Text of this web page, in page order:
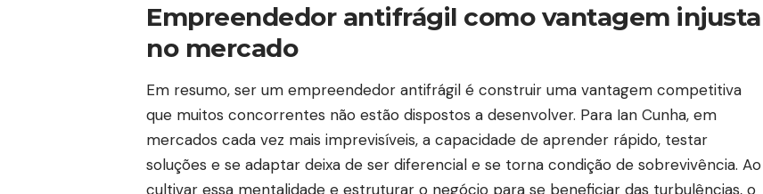
Empreendedor antifrágil como vantagem injusta
no mercado
Em resumo, ser um empreendedor antifrágil é construir uma vantagem competitiva
que muitos concorrentes não estão dispostos a desenvolver. Para Ian Cunha, em
mercados cada vez mais imprevisíveis, a capacidade de aprender rápido, testar
soluções e se adaptar deixa de ser diferencial e se torna condição de sobrevivência. Ao
cultivar essa mentalidade e estruturar o negócio para se beneficiar das turbulências, o